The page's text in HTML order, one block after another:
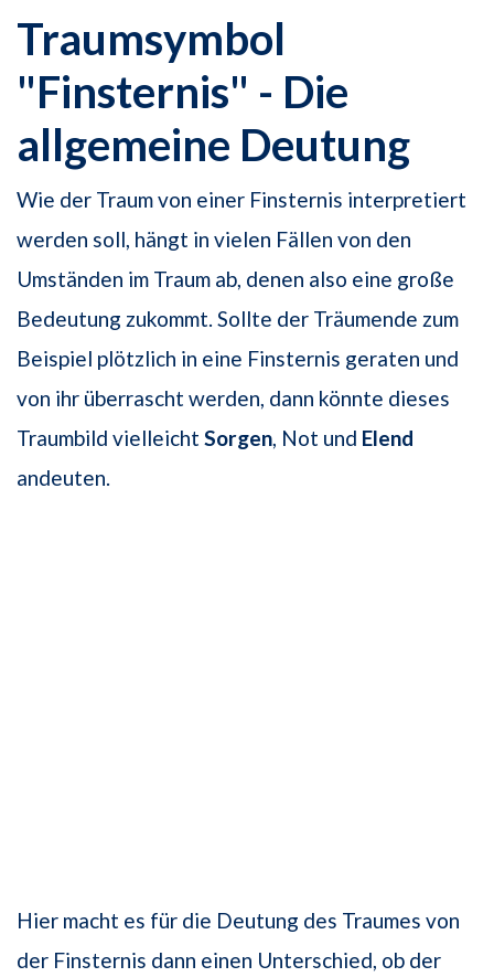
Traumsymbol
"Finsternis" - Die
allgemeine Deutung
Wie der Traum von einer Finsternis interpretiert
werden soll, hängt in vielen Fällen von den
Umständen im Traum ab, denen also eine große
Bedeutung zukommt. Sollte der Träumende zum
Beispiel plötzlich in eine Finsternis geraten und
von ihr überrascht werden, dann könnte dieses
Traumbild vielleicht Sorgen , Not und Elend
andeuten.
Hier macht es für die Deutung des Traumes von
der Finsternis dann einen Unterschied, ob der